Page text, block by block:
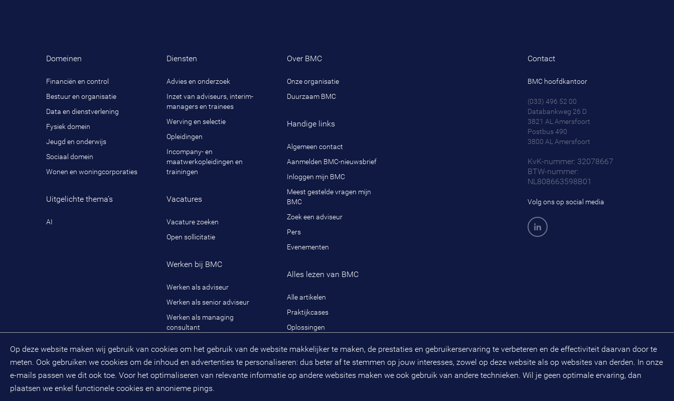
Op deze website maken wij gebruik van cookies om het gebruik van de website makkelijker te maken, de prestaties en gebruikerservaring te verbeteren en de effectiviteit daarvan door te
meten. Ook gebruiken we cookies om de inhoud en advertenties te personaliseren: dus beter af te stemmen op jouw interesses, zowel op deze website als op websites van derden. In onze
e-mails passen we dit ook toe. Voor het optimaliseren van relevante informatie op andere websites maken we ook gebruik van andere technieken. Wil je geen optimale ervaring, dan
plaatsen we enkel functionele cookies en anonieme pings.
Domeinen
Financiën en control
Bestuur en organisatie
Data en dienstverlening
Fysiek domein
Jeugd en onderwijs
Sociaal domein
Wonen en woningcorporaties
Uitgelichte thema’s
AI
Diensten
Advies en onderzoek
Inzet van adviseurs, interim-
managers en trainees
Werving en selectie
Opleidingen
Incompany- en
maatwerkopleidingen en
trainingen
Vacatures
Vacature zoeken
Open sollicitatie
Werken bij BMC
Werken als adviseur
Werken als senior adviseur
Werken als managing
consultant
Leren en ontwikkelen
Onze cultuur en organisatie
Over BMC
Onze organisatie
Duurzaam BMC
Handige links
Algemeen contact
Aanmelden BMC-nieuwsbrief
Inloggen mijn BMC
Meest gestelde vragen mijn
BMC
Zoek een adviseur
Pers
Evenementen
Alles lezen van BMC
Alle artikelen
Praktijkcases
Oplossingen
Externe handige links
Public spirit
Contact
BMC hoofdkantoor
(033) 496 52 00
Databankweg 26 D
3821 AL Amersfoort
Postbus 490
3800 AL Amersfoort
KvK-nummer: 32078667
BTW-nummer:
NL808663598B01
Volg ons op social media